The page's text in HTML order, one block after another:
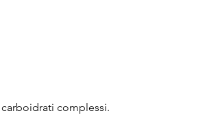
complessi.